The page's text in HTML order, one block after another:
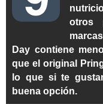
otros
Day contiene
que el original
lo que si te
buena opción.